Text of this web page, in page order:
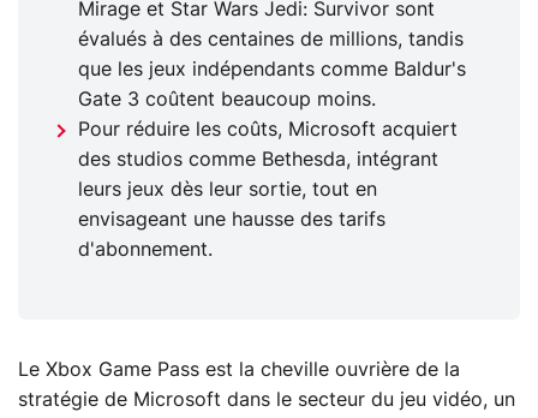
Mirage et Star Wars Jedi: Survivor sont
évalués à des centaines de millions, tandis
que les jeux indépendants comme Baldur's
Gate 3 coûtent beaucoup moins.
Pour réduire les coûts, Microsoft acquiert
des studios comme Bethesda, intégrant
leurs jeux dès leur sortie, tout en
envisageant une hausse des tarifs
d'abonnement.
Le Xbox Game Pass est la cheville ouvrière de la
stratégie de Microsoft dans le secteur du jeu vidéo, un